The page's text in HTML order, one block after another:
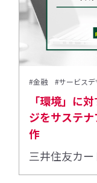
#金融 #サービス
「環境」に
ジをサステ
作
三井住友カ